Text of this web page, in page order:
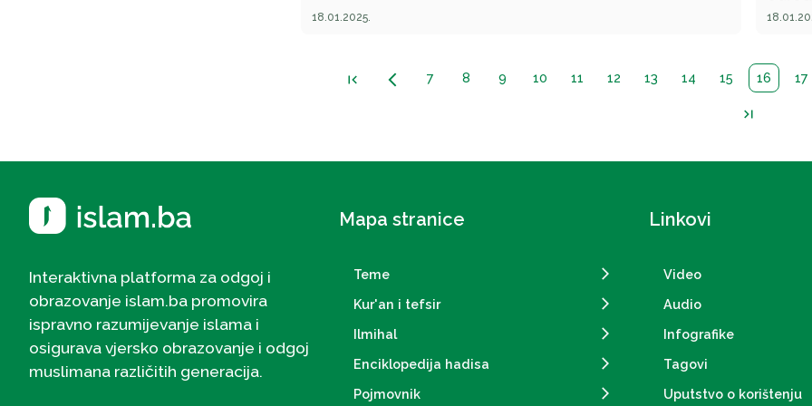
18.01.2025.
do
first_page arrow_back_ios_new 7 8 9 10 11 12 13 14 15 16 17
last_page
Interaktivna platforma za odgoj i
obrazovanje islam.ba promovira
ispravno razumijevanje islama i
osigurava vjersko obrazovanje i odgoj
muslimana različitih generacija.
Mapa stranice
Teme
Kur'an i tefsir
Ilmihal
Enciklopedija hadisa
Pojmovnik
Linkovi
Video
Audio
Infografike
Tagovi
Uputstvo o korištenju